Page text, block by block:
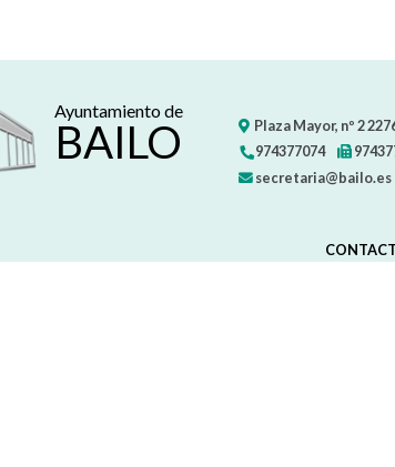
Ayuntamiento de
BAILO Plaza Mayor, nº 2
974377074
secretaria@bailo.es